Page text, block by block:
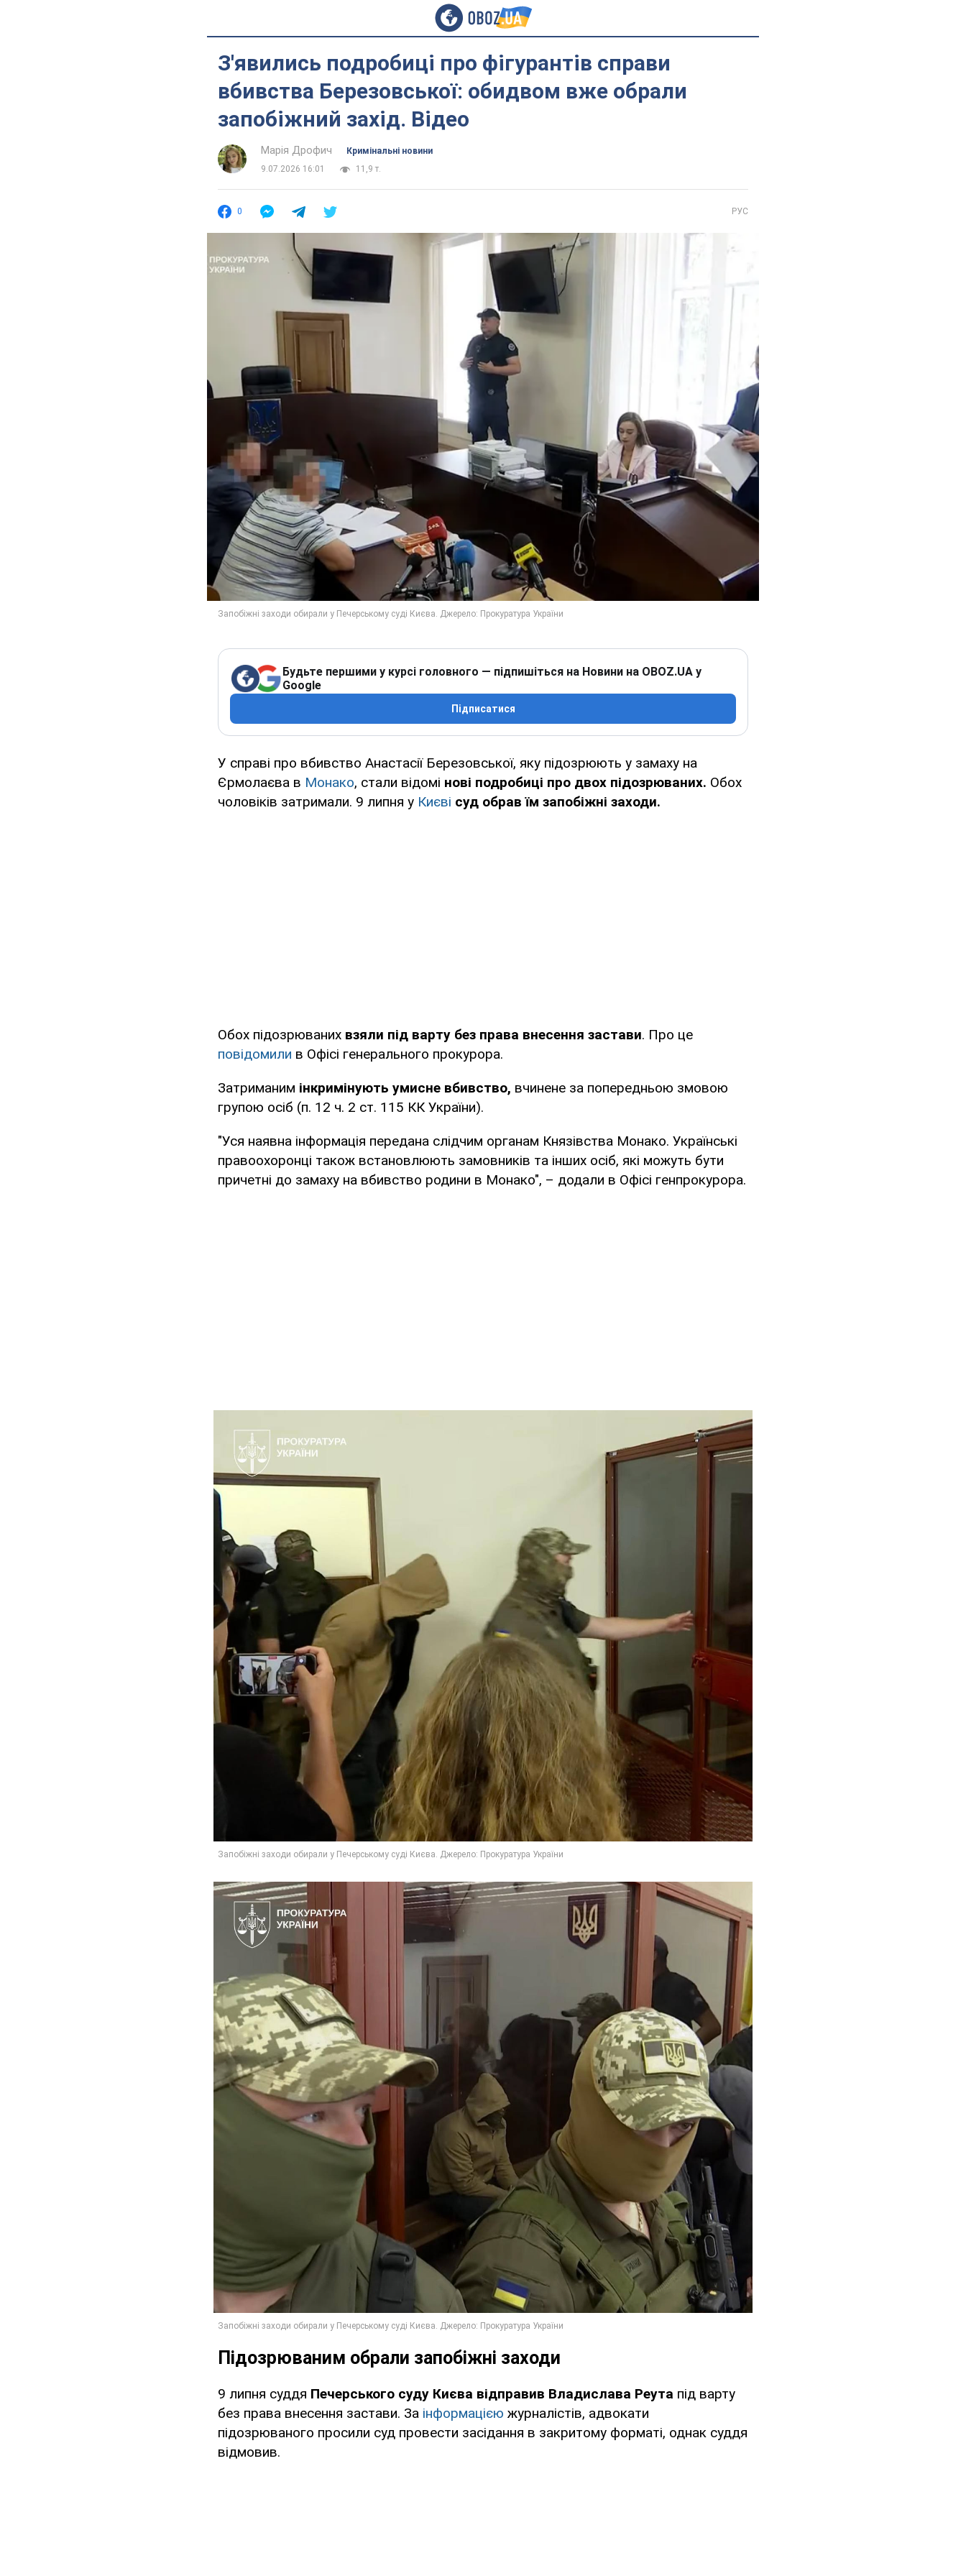
З'явились подробиці про фігурантів справи
вбивства Березовської: обидвом вже обрали
запобіжний захід. Відео
Марія Дрофич
Кримінальні новини
9.07.2026 16:01
11,9 т.
0 РУС
Будьте першими у курсі головного — підпишіться на Новини на OBOZ.UA у
Google
Підписатися
У справі про вбивство Анастасії Березовської, яку підозрюють у замаху на
Єрмолаєва в Монако, стали відомі нові подробиці про двох підозрюваних. Обох
чоловіків затримали. 9 липня у Києві суд обрав їм запобіжні заходи.
Обох підозрюваних взяли під варту без права внесення застави. Про це
повідомили в Офісі генерального прокурора.
Затриманим інкримінують умисне вбивство, вчинене за попередньою змовою
групою осіб (п. 12 ч. 2 ст. 115 КК України).
"Уся наявна інформація передана слідчим органам Князівства Монако. Українські
правоохоронці також встановлюють замовників та інших осіб, які можуть бути
причетні до замаху на вбивство родини в Монако", – додали в Офісі генпрокурора.
Підозрюваним обрали запобіжні заходи
9 липня суддя Печерського суду Києва відправив Владислава Реута під варту
без права внесення застави. За інформацією журналістів, адвокати
підозрюваного просили суд провести засідання в закритому форматі, однак суддя
відмовив.